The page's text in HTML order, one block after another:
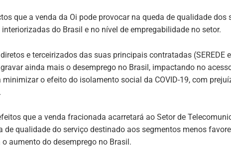
que a venda da Oi pode provocar na queda de qualidade dos
do Brasil e no nível de empregabilidade no setor.
e terceirizados das suas principais contratadas (SEREDE
ainda mais o desemprego no Brasil, impactando no
o efeito do isolamento social da COVID-19, com
que a venda fracionada acarretará ao Setor de
de qualidade do serviço destinado aos segmentos menos
aumento do desemprego no Brasil.